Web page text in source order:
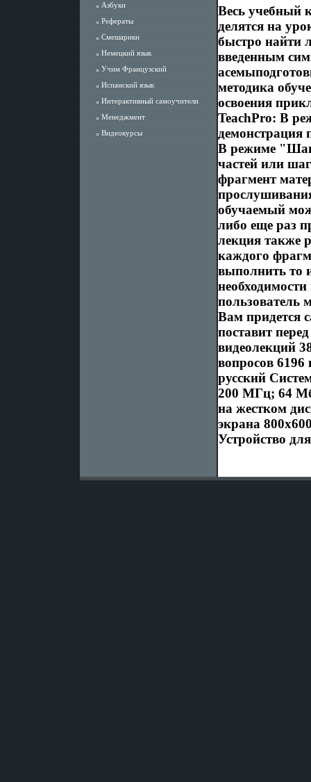
Азбуки
Рефераты
Смешарики
Немецкий язык
Учим Французский
Испанский язык
Интерактивный самоучители
Менеджмент
Видеокурсы
Весь учебный
делятся на
быстро найти
введенным
методика
освоения
TeachPro: В
демонстрация
В режиме
частей или
фрагмент
обучаемый
либо еще раз
лекция также
каждого
выполнить то
пользователь
Вам придется
поставит
видеолекций
вопросов
русский
200 МГц; 64 Мб
на жестком
экрана
Устройство